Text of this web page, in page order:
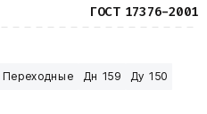
ГОСТ 17376-2001
Переходные Дн 159
Ду 150